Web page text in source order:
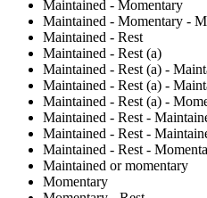
Maintained - Momentary
Maintained - Momentary -
Maintained - Rest
Maintained - Rest (a)
Maintained - Rest (a) -
Maintained - Rest (a) -
Maintained - Rest (a) -
Maintained - Rest -
Maintained - Rest -
Maintained - Rest -
Maintained or momentary
Momentary